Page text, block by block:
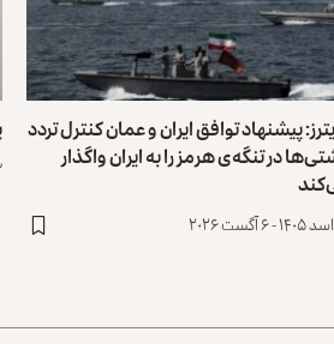
پیشنهاد توافق ایران و عمان کنترل تردد
‏در تنگه‌ی هرمز را به ایران واگذار ۱۳